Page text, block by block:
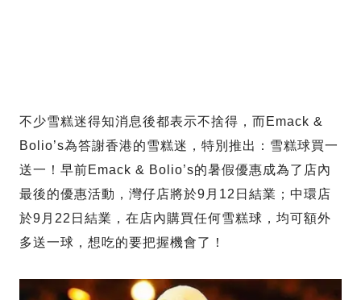
不少雪糕迷得知消息後都表示不捨得，而Emack &
Bolio’s為答謝香港的雪糕迷，特別推出：雪糕球買一
送一！早前Emack & Bolio’s的暑假優惠成為了店內
最後的優惠活動，灣仔店將於9月12日結業；中環店
於9月22日結業，在店內購買任何雪糕球，均可額外
多送一球，想吃的要把握機會了！